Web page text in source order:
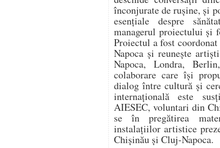
înconjurate de rușine, și
esențiale despre
managerul proiectului și
Proiectul a fost
Napoca și reunește
Napoca, Londra,
colaborare care își
dialog între cultură și
internațională este
AIESEC, voluntari din
se în pregătirea
instalațiilor artistice
Chișinău și Cluj-Napoca.